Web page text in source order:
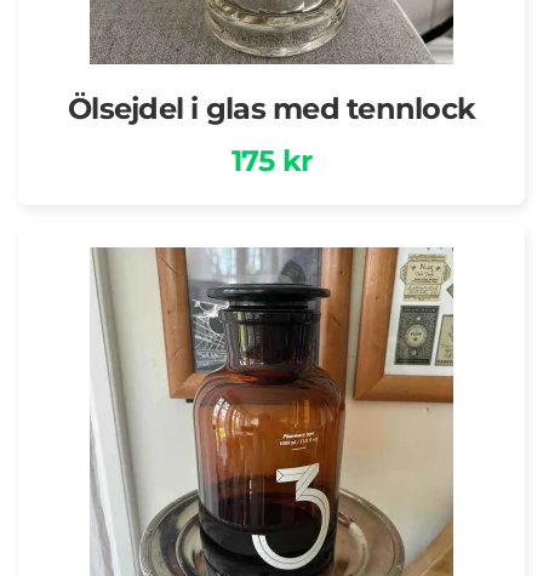
Ölsejdel i glas med tennlock
175 kr